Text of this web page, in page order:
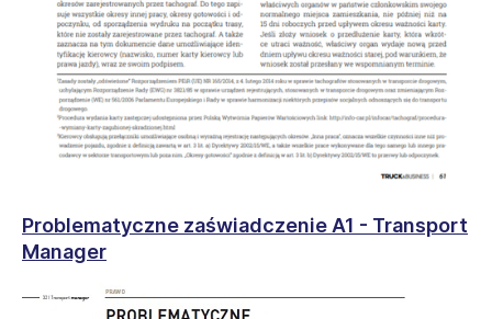
Problematyczne zaświadczenie A1 - Transport
Manager